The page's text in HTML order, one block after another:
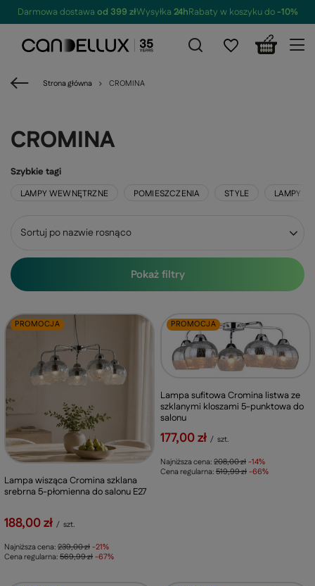
Darmowa dostawa od 399 złWysyłka 24hRabaty w koszyku do-10%
Strona główna CROMINA
CROMINA
Szybkie tagi
LAMPY WEWNĘTRZNE POMIESZCZENIA STYLE LAMPY
Zmień sortowanie
Sortuj po nazwie rosnąco
Pokaż filtry
PROMOCJA
Lampa wisząca Cromina szklana
srebrna 5-płomienna do salonu E27
188,00 zł / szt.
Najniższa cena:239,00 zł-21%
Cena regularna:569,99 zł-67%
PROMOCJA
Lampa sufitowa Cromina listwa ze
szklanymi kloszami 5-punktowa do
salonu
177,00 zł / szt.
Najniższa cena:208,00 zł-14%
Cena regularna:519,99 zł-66%